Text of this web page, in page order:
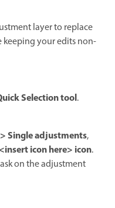
layer to replace
keeping your edits non-
Selectiontool.
Single adjustments,
<insert icon here> icon.
on the adjustment